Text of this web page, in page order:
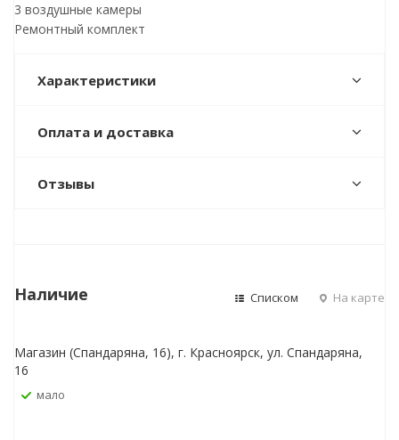
3 воздушные камеры
Ремонтный комплект
Характеристики
Оплата и доставка
Отзывы
Наличие Списком На карте
Магазин (Спандаряна, 16), г. Красноярск, ул. Спандаряна,
16
Мало